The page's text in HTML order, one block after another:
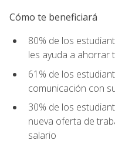
Cómo te beneficiará
80% de los
les ayuda a ahorrar
61% de los
comunicación con
30% de los
nueva oferta de
salario